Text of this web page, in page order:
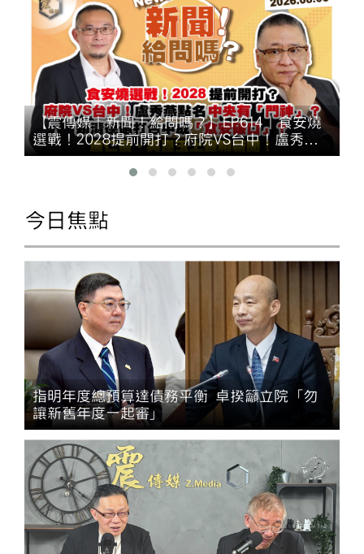
【震傳媒｜新聞！給問嗎？】EP614｜食安燒
選戰！2028提前開打？府院VS台中！盧秀燕
點名中央有「門神」？賴清德砲打台中成「食
安破口」？康仁俊、吳崑玉上線聊新聞！
今日焦點
指明年度總預算達債務平衡 卓揆籲立院「勿
讓新舊年度一起審」